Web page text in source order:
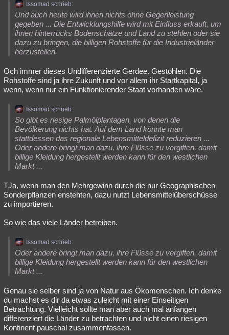
Issomad schrieb:
Und auch heute wird ihnen nichts ohne Gegenleistung
gegeben ... Die Entwicklungshilfe wird mit Einfluss erkauft, um
ihnen hinterrücks Bodenschätze und Land zu stehlen oder sie
dazu zu bringen, die billigen Rohstoffe für die Industrieländer
herzustellen.
Och immer dieses Undifferenzierte Gerdee. Gestohlen. Die
Rohstoffe sind ja ihre Zukunft und vor allem ihr Startkapital, ja
wenn, wenn nur ein Funktionierender Staat vorhanden wäre.
Issomad schrieb:
So gibt es riesige Palmölplantagen, von denen die
Bevölkerung nichts hat. Auf dem Land könnte man
stattdessen das regionale Lebensmitteldefizit reduzieren ...
Oder andere bringt man dazu, ihre Flüsse zu vergiften, damit
billige Kleidung hergestellt werden kann für den westlichen
Markt ...
TJa, wenn man den Mehrgewinn durch die nur Geographischen
Sonderpflanzen enstehten, dazu nutzt Lebensmittelüberschüsse
zu importieren.
So wie das viele Länder betreiben.
Issomad schrieb:
Oder andere bringt man dazu, ihre Flüsse zu vergiften, damit
billige Kleidung hergestellt werden kann für den westlichen
Markt ...
Genau sie selber sind ja von Natur aus Ökomenschen. Ich denke
du machst es dir da etwas zuleicht mit einer Einseitigen
Betrachtung. Vielleicht sollte man aber auch mal anfangen
differenziert die Länder zu betrachten und nicht einen riesigen
Kontinent pauschal zusammenfassen.